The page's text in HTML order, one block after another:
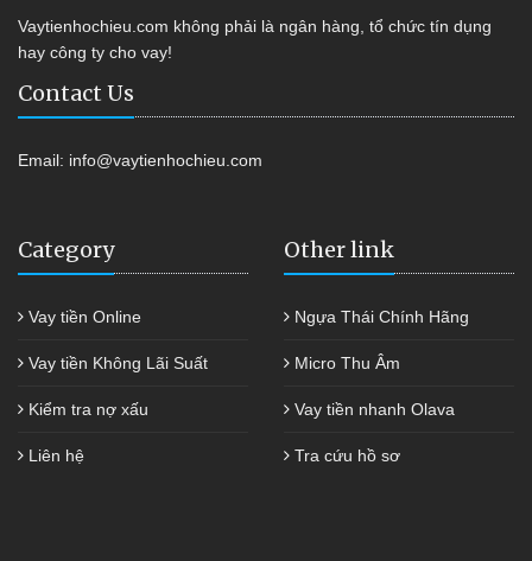
Vaytienhochieu.com không phải là ngân hàng, tổ chức tín dụng
hay công ty cho vay!
Contact Us
Email: info@vaytienhochieu.com
Category
Vay tiền Online
Vay tiền Không Lãi Suất
Kiểm tra nợ xấu
Liên hệ
Other link
Ngựa Thái Chính Hãng
Micro Thu Âm
Vay tiền nhanh Olava
Tra cứu hồ sơ